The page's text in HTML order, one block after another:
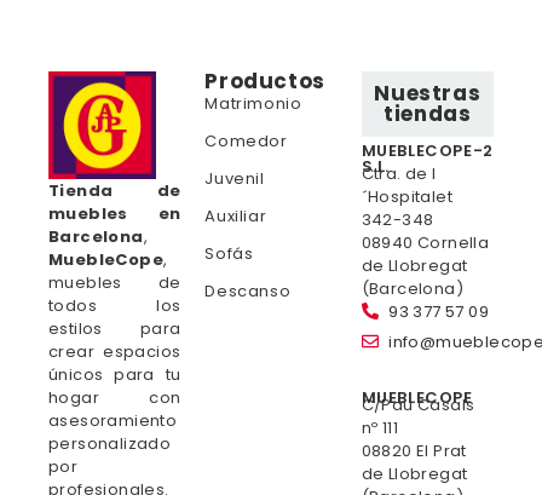
Tienda de
muebles en
Barcelona,
MuebleCope,
muebles de
todos los
estilos para
crear espacios
únicos para tu
hogar con
asesoramiento
personalizado
por
profesionales.
Productos
Matrimonio
Comedor
Juvenil
Auxiliar
Sofás
Descanso
Nuestras
tiendas
MUEBLECOPE-2
S.L.
Ctra. de l
´Hospitalet
342-348
08940 Cornella
de Llobregat
(Barcelona)
93 377 57 09
MUEBLECOPE
C/Pau Casals
nº 111
08820 El Prat
de Llobregat